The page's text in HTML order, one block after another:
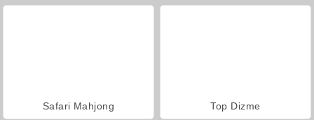
Safari Mahjong Top Dizme